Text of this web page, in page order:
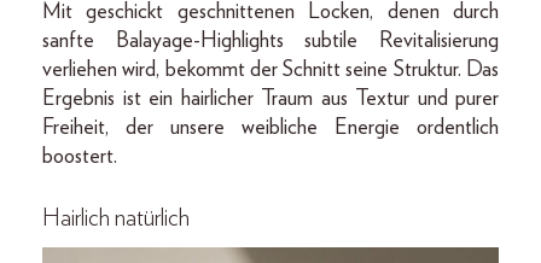
Mit geschickt geschnittenen Locken, denen durch
sanfte Balayage-Highlights subtile Revitalisierung
verliehen wird, bekommt der Schnitt seine Struktur. Das
Ergebnis ist ein hairlicher Traum aus Textur und purer
Freiheit, der unsere weibliche Energie ordentlich
boostert.
Hairlich natürlich